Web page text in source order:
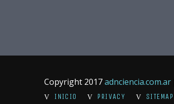
Copyright 2017adnciencia.com.ar
INICIO PRIVACY SITEMAP